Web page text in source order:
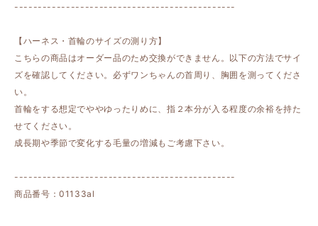
-----------------------------------------------
【ハーネス・首輪のサイズの測り方】
こちらの商品はオーダー品のため交換ができません。以下の方法でサイ
ズを確認してください。必ずワンちゃんの首周り、胸囲を測ってくださ
い。
首輪をする想定でややゆったりめに、指２本分が入る程度の余裕を持た
せてください。
成長期や季節で変化する毛量の増減もご考慮下さい。
-----------------------------------------------
商品番号：01133al